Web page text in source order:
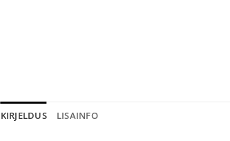
KIRJELDUS LISAINFO